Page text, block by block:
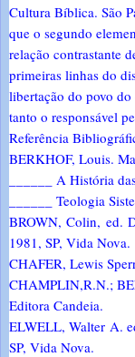
Cultura Bíblica. São
que o segundo
relação contrastante
primeiras linhas do
libertação do povo
tanto o responsável
Referência
BERKHOF, Louis.
______ A História
______ Teologia
BROWN, Colin, ed.
1981, SP, Vida Nova.
CHAFER, Lewis
CHAMPLIN,R.N.;
Editora Candeia.
ELWELL, Walter A.
SP, Vida Nova.